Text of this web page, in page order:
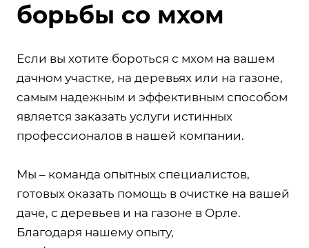
борьбы со мхом
Если вы хотите бороться с мхом на вашем
дачном участке, на деревьях или на газоне,
самым надежным и эффективным способом
является заказать услуги истинных
профессионалов в нашей компании.
Мы – команда опытных специалистов,
готовых оказать помощь в очистке на вашей
даче, с деревьев и на газоне в Орле.
Благодаря нашему опыту,